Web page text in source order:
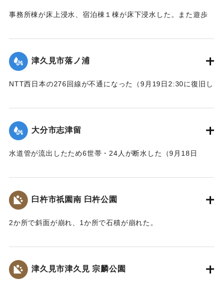
事務所棟が床上浸水、宿泊棟１棟が床下浸水した。また遊歩
津久見市落ノ浦
NTT西日本の276回線が不通になった（9月19日2:30に復旧し
大分市志津留
水道管が流出したため6世帯・24人が断水した（9月18日
臼杵市祇園南 臼杵公園
2か所で斜面が崩れ、1か所で石積が崩れた。
｜固有コード:01204080
津久見市津久見 宗麟公園